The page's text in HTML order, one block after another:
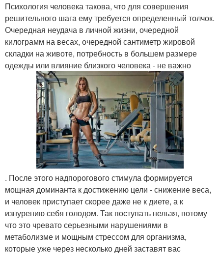
Психология человека такова, что для совершения
решительного шага ему требуется определенный толчок.
Очередная неудача в личной жизни, очередной
килограмм на весах, очередной сантиметр жировой
складки на животе, потребность в большем размере
одежды или влияние близкого человека - не важно
. После этого надпорогового стимула формируется
мощная доминанта к достижению цели - снижение веса,
и человек приступает скорее даже не к диете, а к
изнурению себя голодом. Так поступать нельзя, потому
что это чревато серьезными нарушениями в
метаболизме и мощным стрессом для организма,
которые уже через несколько дней заставят вас